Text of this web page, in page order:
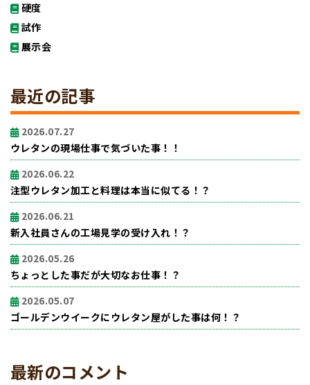
硬度
試作
展示会
最近の記事
2026.07.27
ウレタンの現場仕事で気づいた事！！
2026.06.22
注型ウレタン加工と料理は本当に似てる！？
2026.06.21
新入社員さんの工場見学の受け入れ！？
2026.05.26
ちょっとした事だが大切なお仕事！？
2026.05.07
ゴールデンウイークにウレタン屋がした事は何！？
最新のコメント